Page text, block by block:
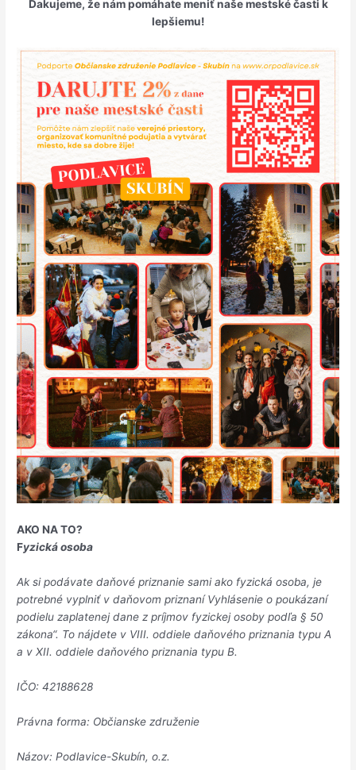
Ďakujeme, že nám pomáhate meniť naše mestské časti k
lepšiemu!
AKO NA TO?
Fyzická osoba
Ak si podávate daňové priznanie sami ako fyzická osoba, je
potrebné vyplniť v daňovom priznaní Vyhlásenie o poukázaní
podielu zaplatenej dane z príjmov fyzickej osoby podľa § 50
zákona“. To nájdete v VIII. oddiele daňového priznania typu A
a v XII. oddiele daňového priznania typu B.
IČO: 42188628
Právna forma: Občianske združenie
Názov: Podlavice-Skubín, o.z.